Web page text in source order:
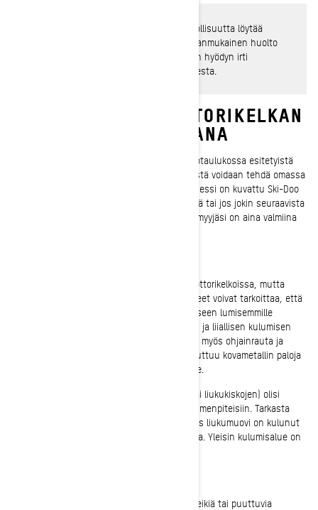
Kun kausi alkaa, et halua missata mahdollisuutta löytää
tuoretta puuterilunta! Moottorikelkan asianmukainen huolto
varmistaa, että saat parhaan mahdollisen hyödyn irti
jokaisesta ajokerrasta ja jokaisesta kaudesta.
SYVÄN LUMEN MOOTTORIKELKAN
HUOLTO KAUDEN AIKANA
Useimmat syvän lumen moottorikelkan huoltotaulukossa esitetyistä
kesken kauden tehtävistä huoltotoimenpiteistä voidaan tehdä omassa
autotallissa tai jopa trailerissa. Jokainen prosessi on kuvattu Ski-Doo
käyttöohjekirjassasi. Jos sinulla on kysyttävää tai jos jokin seuraavista
toimista ei tunnu mukavalta, Ski-Doo-jälleenmyyjäsi on aina valmiina
Nämä osat kuluvat ajan mittaan kaikissa moottorikelkoissa, mutta
syvän lumen kuljettajille alkukauden olosuhteet voivat tarkoittaa, että
he joutuvat ajamaan vähällä lumella päästäkseen lumisemmille
ajopaikoille. Tarkista suksien pohja vaurioiden ja liiallisen kulumisen
varalta. Pohjapinnan on oltava sileä. Tarkasta myös ohjainrauta ja
kovametalli. Jos ne ovat taipuneet, niistä puuttuu kovametallin paloja
tai ne ovat kuluneet liikaa, on aika vaihtaa ne.
Myös liukurungoissa olevien liukumuovien (tai liukukiskojen) olisi
kuuluttava kauden aikana tehtäviin huoltotoimenpiteisiin. Tarkasta
liukumuovien kuluminen molemmin puolin. Jos liukumuovi on kulunut
kulumisen merkkiviivan ohi, se on aika vaihtaa. Yleisin kulumisalue on
Etsi moottorikelkkasi telamatosta repeämiä, reikiä tai puuttuvia